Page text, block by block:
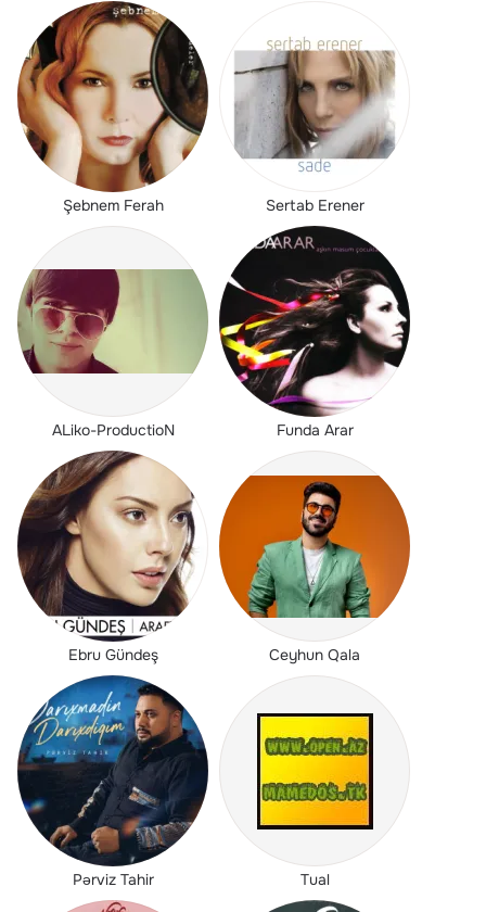
Şebnem Ferah Sertab Erener
ALiko-ProductioN Funda Arar
Ebru Gündeş Ceyhun Qala
Pərviz Tahir Tual